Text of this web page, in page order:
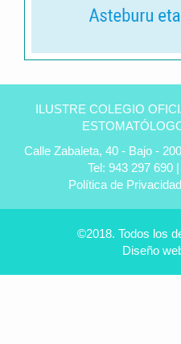
Úbeda
dentista
ILUSTRE COLEGIO
Calle Zabaleta, 40 - Bajo -
Tel: 943 297 690
Política de Privacidad
©2018. Todos los
Diseño